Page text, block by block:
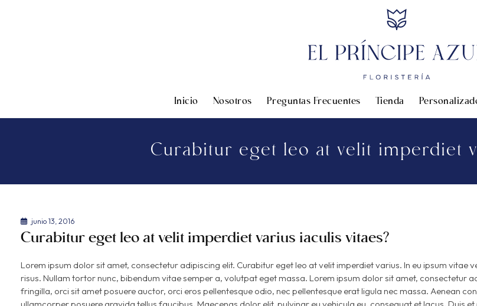
Inicio Nosotros Preguntas Frecuentes Tienda
Curabitur eget leo at velit imperdiet
junio 13, 2016
Curabitur eget leo at velit imperdiet varius iaculis vitaes?
Lorem ipsum dolor sit amet, consectetur adipiscing elit. Curabitur eget leo at velit imperdiet varius. In eu ipsum vitae
risus. Nullam tortor nunc, bibendum vitae semper a, volutpat eget massa. Lorem ipsum dolor sit amet, consectetur
fringilla, orci sit amet posuere auctor, orci eros pellentesque odio, nec pellentesque erat ligula nec massa. Aenean